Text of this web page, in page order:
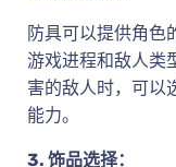
防具可以提供角色
游戏进程和敌人类
害的敌人时，可以
能力。
3. 饰品选择：